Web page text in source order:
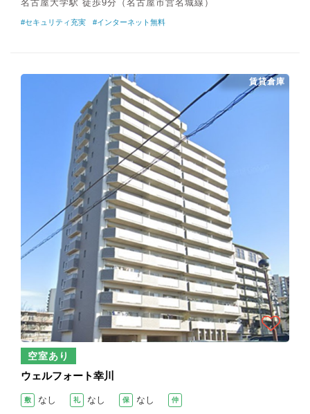
名古屋大学駅 徒歩9分（名古屋市営名城線）
#セキュリティ充実 #インターネット無料
空室あり
ウェルフォート幸川
敷 なし 礼 なし 保 なし 仲
賃貸倉庫